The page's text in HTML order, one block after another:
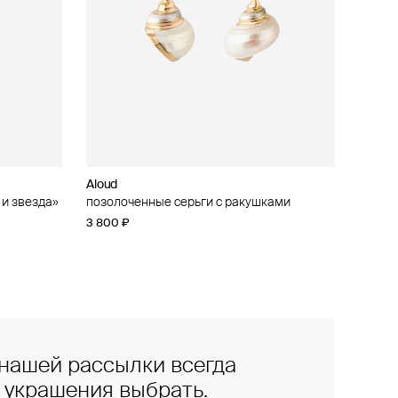
звезда»
Aloud
позолоченные серьги с ракушками
3 800 ₽
рассылки всегда
украшения выбрать.